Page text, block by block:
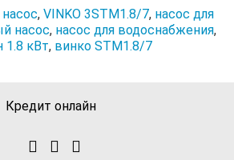
, VINKO 3STM1.8/7, насос для
насос, насос для водоснабжения,
1.8 кВт, винко STM1.8/7
Кредит онлайн